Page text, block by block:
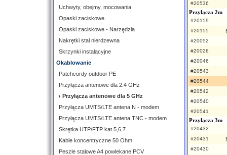
Uchwyty, obejmy, mocowania
Opaski zaciskowe
Opaski zaciskowe - Narzędzia
Nakrętki stal nierdzewna
Skrzynki instalacyjne
Okablowanie
Patchcordy outdoor PE
Przyłącza antenowe dla 2.4 GHz
Przyłącza antenowe dla 5 GHz
Przyłącza UMTS/LTE antena N - modem
Przyłącza UMTS/LTE antena TNC - modem
Skrętka UTP/FTP kat.5,6,7
Kable koncentryczne 50 Ohm
Peszle stalowe A4 powlekane PCV
#20536
Przyłącza 2m
#20159
#20155
#20052
#20026
#20046
#20543
#20544
#20542
#20540
#20541
Przyłącza 3m
#20432
#20431
#20430